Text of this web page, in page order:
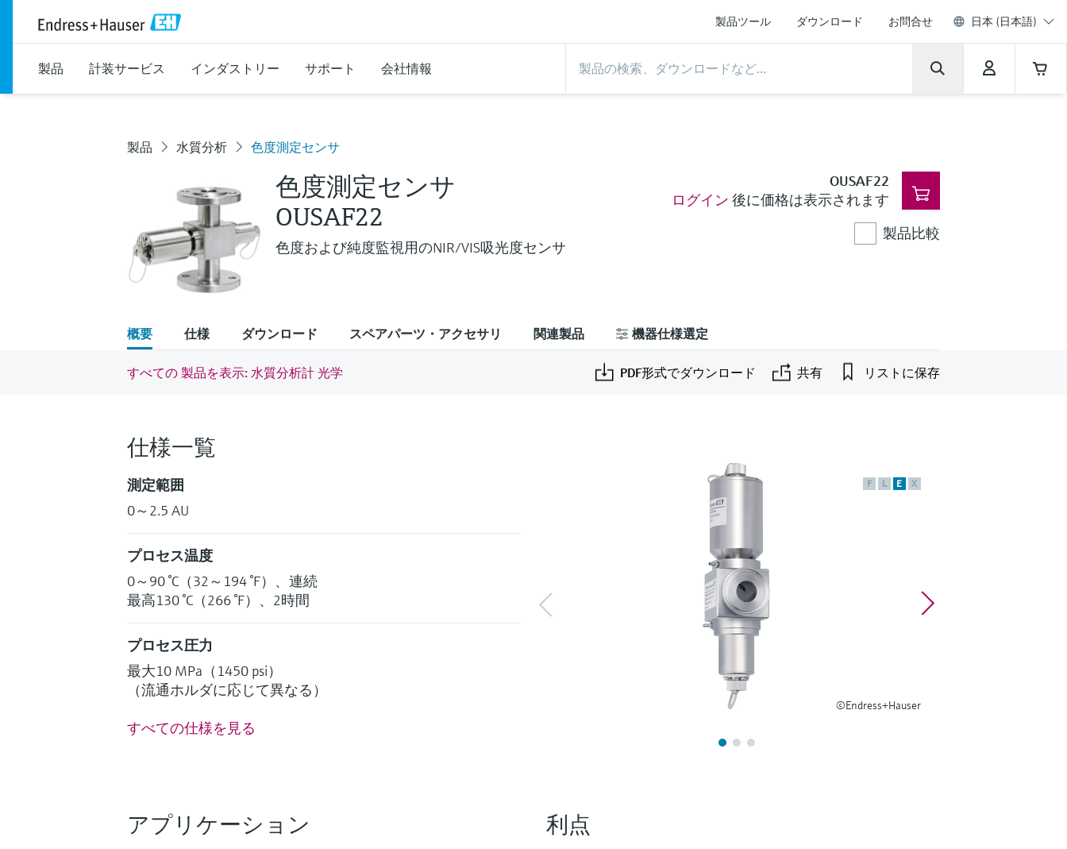
製品ツール ダウンロード お問合せ 日本 (日本語)
製品 計装サービス インダストリー サポート 会社情報
製品 水質分析 色度測定センサ
色度測定センサ
OUSAF22
色度および純度監視用のNIR/VIS吸光度センサ
OUSAF22
ログイン 後に価格は表示されます
製品比較
概要 仕様 ダウンロード スペアパーツ・アクセサリ 関連製品 機器仕様選定
すべての 製品を表示: 水質分析計 光学 PDF形式でダウンロード 共有 リストに保存
F L E X
©Endress+Hauser
仕様一覧
測定範囲
0～2.5 AU
プロセス温度
0～90 °C（32～194 °F）、連続
最高130 °C（266 °F）、2時間
プロセス圧力
最大10 MPa（1450 psi）
（流通ホルダに応じて異なる）
すべての仕様を見る
アプリケーション 利点